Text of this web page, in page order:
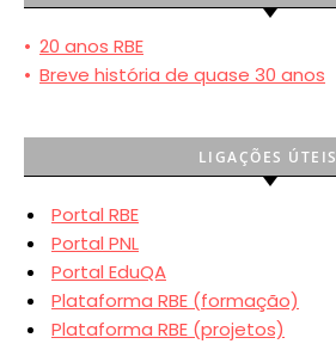
• 20 anos RBE
• Breve história de quase 30 anos
LIGAÇÕES ÚTEIS
Portal RBE
Portal PNL
Portal EduQA
Plataforma RBE (formação)
Plataforma RBE (projetos)